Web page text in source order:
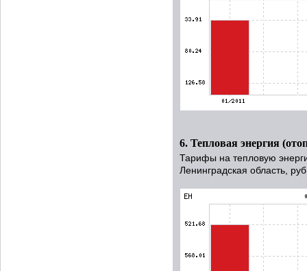
6. Тепловая энергия
Тарифы на тепловую
Ленинградская область,